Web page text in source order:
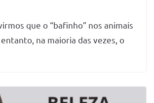
que o “bafinho” nos animais
na maioria das vezes, o